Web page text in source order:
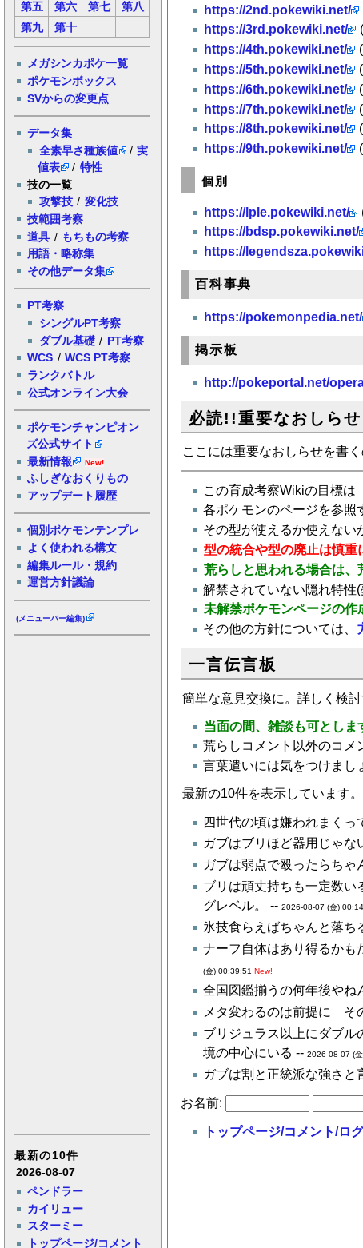
第五
第六 第七
第八
第九
第十
メガシンカポケ一覧
ポケモンボックス
SVからの変更点
データ集
全素早さ種族値
/ 実
値表
/ 特性
技の一覧
攻撃技 / 変化技
技範囲考察
道具 / もちもの考察
用語・略称集
その他データ集
PT考察
シングルPT考察
ダブル基礎 / PT考察
WCS / WCS PT考察
ランクバトル
公式オンライン大会
ポケモンチャンピオン
ズ公式サイト
最新情報
New!
ふしぎなおくりもの
アップデート履歴
個別ポケモンテンプレ
よく使われる構文
編集ルール・規約
運営方針議論
(メニューバー編集)
最新の10件
2026-08-07
ペンドラー
カイリュー
スターミー
トップページ/コメント
https://2nd.pokewiki.net/
https://3rd.pokewiki.net/
https://4th.pokewiki.net/
https://5th.pokewiki.net/
https://6th.pokewiki.net/
https://7th.pokewiki.net/
https://8th.pokewiki.net/
https://9th.pokewiki.net/
個別
https://lple.pokewiki.net/
https://bdsp.pokewiki.net/
https://
百科事典
https://pokemonpedia.net/
掲示板
http://pokeportal.net/
必読!!重要なおしらせ
ここには重要なおしらせを書
この育成考察Wikiの目標は
各ポケモンのページを参照
その型が使えるか使えない
型の統合や型の廃止は慎重
荒らしと思われる場合は、
解禁されていない隠れ特性
未解禁ポケモンページの作
その他の方針については、
一言伝言板
簡単な意見交換に。詳しく検
当面の間、雑談も可としま
荒らしコメント以外のコメ
言葉遣いには気をつけまし
最新の10件を表示しています。
四世代の頃は嫌われまくっ
ガブはブリほど器用じゃ
ガブは弱点で殴ったらちゃ
ブリは頑丈持ちも一定数い
グレベル。 -- 2026-08-07 (金)
氷技食らえばちゃんと落ち
ナーフ自体はあり得るかも
(金) 00:39:51 New!
全国図鑑揃うの何年後やね
メタ変わるのは前提に そ
ブリジュラス以上にダブ
境の中心にいる -- 2026-08-07 (
ガブは割と正統派な強さ
お名前:
トップページ/コメント/ロ